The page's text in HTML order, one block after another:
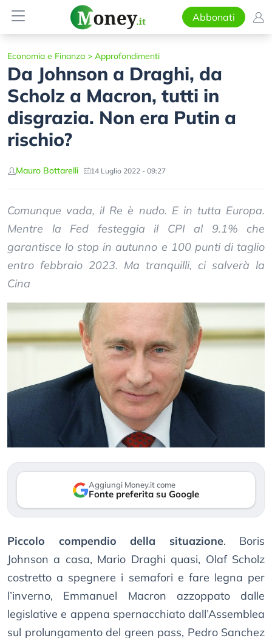
Abbonati
Economia e Finanza > Approfondimenti
Da Johnson a Draghi, da
Scholz a Macron, tutti in
disgrazia. Non era Putin a
rischio?
Mauro Bottarelli 14 Luglio 2022 - 09:27
Comunque vada, il Re è nudo. E in tutta Europa.
Mentre la Fed festeggia il CPI al 9.1% che
garantisce lo stop in autunno e 100 punti di taglio
entro febbraio 2023. Ma tranquilli, ci salverà la
Cina
Aggiungi Money.it come
Fonte preferita su Google
Piccolo compendio della situazione. Boris
Johnson a casa, Mario Draghi quasi, Olaf Scholz
costretto a spegnere i semafori e fare legna per
l’inverno, Emmanuel Macron azzoppato dalle
legislative e appena spernacchiato dall’Assemblea
sul prolungamento del green pass, Pedro Sanchez